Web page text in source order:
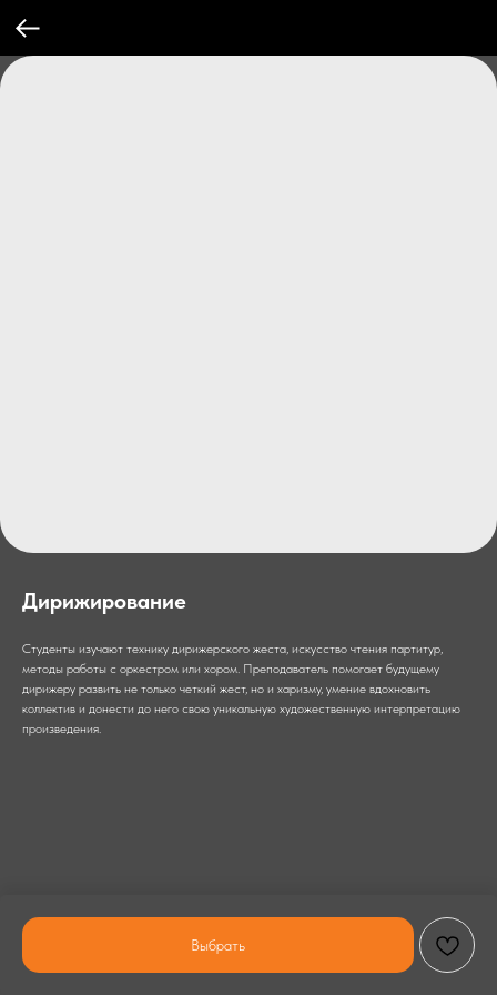
Дирижирование
Выбрать
Студенты изучают технику дирижерского жеста, искусство чтения партитур,
методы работы с оркестром или хором. Преподаватель помогает будущему
дирижеру развить не только четкий жест, но и харизму, умение вдохновить
коллектив и донести до него свою уникальную художественную интерпретацию
произведения.